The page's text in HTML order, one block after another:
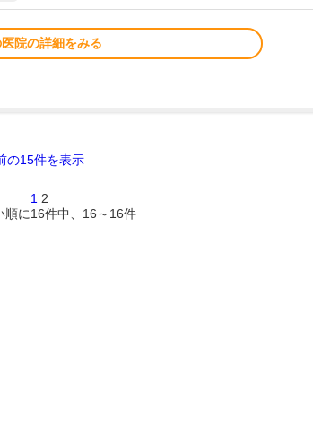
院の詳細をみる
の15件を表示
1 2
順に16件中、 16～16件